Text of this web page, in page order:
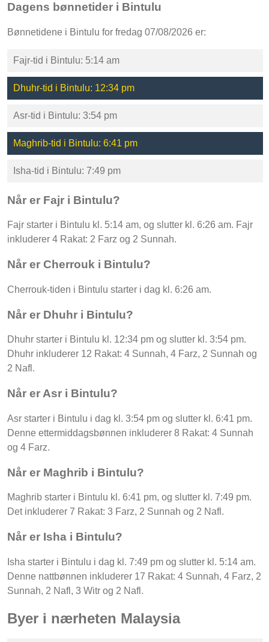
Dagens bønnetider i Bintulu
Bønnetidene i Bintulu for fredag 07/08/2026 er:
Fajr-tid i Bintulu: 5:14 am
Dhuhr-tid i Bintulu: 12:34 pm
Asr-tid i Bintulu: 3:54 pm
Maghrib-tid i Bintulu: 6:41 pm
Isha-tid i Bintulu: 7:49 pm
Når er Fajr i Bintulu?
Fajr starter i Bintulu kl. 5:14 am, og slutter kl. 6:26 am. Fajr
inkluderer 4 Rakat: 2 Farz og 2 Sunnah.
Når er Cherrouk i Bintulu?
Cherrouk-tiden i Bintulu starter i dag kl. 6:26 am.
Når er Dhuhr i Bintulu?
Dhuhr starter i Bintulu kl. 12:34 pm og slutter kl. 3:54 pm.
Dhuhr inkluderer 12 Rakat: 4 Sunnah, 4 Farz, 2 Sunnah og
2 Nafl.
Når er Asr i Bintulu?
Asr starter i Bintulu i dag kl. 3:54 pm og slutter kl. 6:41 pm.
Denne ettermiddagsbønnen inkluderer 8 Rakat: 4 Sunnah
og 4 Farz.
Når er Maghrib i Bintulu?
Maghrib starter i Bintulu kl. 6:41 pm, og slutter kl. 7:49 pm.
Det inkluderer 7 Rakat: 3 Farz, 2 Sunnah og 2 Nafl.
Når er Isha i Bintulu?
Isha starter i Bintulu i dag kl. 7:49 pm og slutter kl. 5:14 am.
Denne nattbønnen inkluderer 17 Rakat: 4 Sunnah, 4 Farz, 2
Sunnah, 2 Nafl, 3 Witr og 2 Nafl.
Byer i nærheten Malaysia